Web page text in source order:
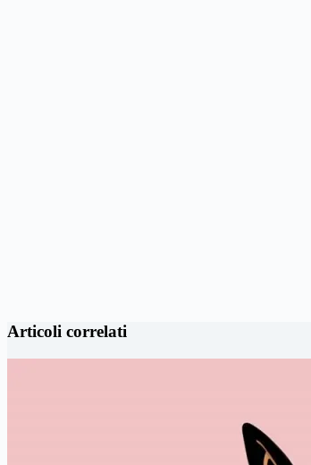
Articoli correlati